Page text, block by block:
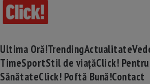
Ultima Oră!TrendingActualitate
TimeSportStil de viațăClick!
SănătateClick! Poftă Bună!Contact